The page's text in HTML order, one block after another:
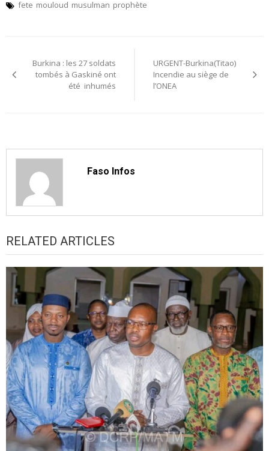
fete mouloud musulman prophète
de
Burkina : les 27 soldats
tombés à Gaskiné ont
été inhumés
URGENT-Burkina(Titao)
Incendie au siège de
l’ONEA
Faso Infos
RELATED ARTICLES